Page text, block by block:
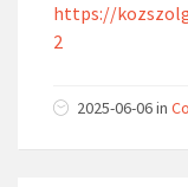
https://
2
2025-06-06in